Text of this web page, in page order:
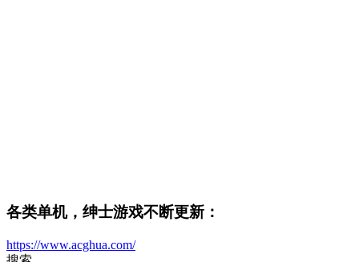
各类单机，绅士游戏不断更新：
https://www.acghua.com/